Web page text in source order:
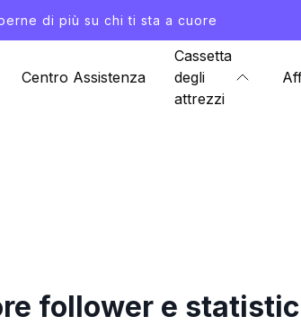
di più su chi ti sta a cuore
Centro Assistenza
Cassetta
degli
attrezzi
follower e